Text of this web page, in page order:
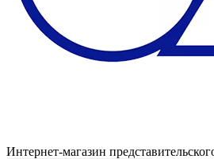
Интернет-магазин